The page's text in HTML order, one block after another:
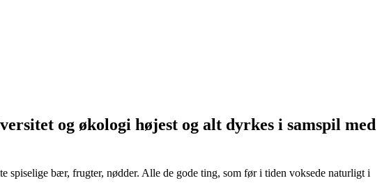
og økologi højest og alt dyrkes i samspil med
spiselige bær, frugter, nødder. Alle de gode ting, som før i tiden voksede naturligt i